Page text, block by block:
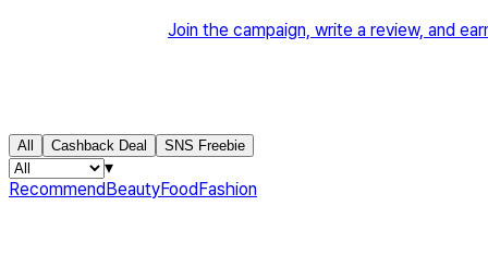
에
이
터
에
이
터
Join the campaign, write a review, and earn cash rewards! 💰
All Cashback Deal SNS Freebie
▾
RecommendBeautyFoodFashion